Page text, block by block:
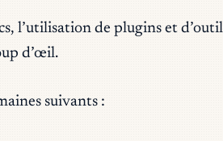
l’utilisation de plugins et
d’œil.
suivants :